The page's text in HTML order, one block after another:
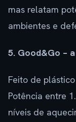
mas relatam
ambientes e
5. Good&Go –
Feito de
Potência entre
níveis de